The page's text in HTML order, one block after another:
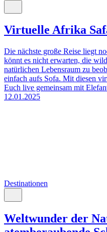
Virtuelle Afrika
Die nächste große Reise liegt
könnt es nicht erwarten, die
natürlichen Lebensraum zu
einfach aufs Sofa. Mit diesen
Euch live gemeinsam mit
12.01.2025
Destinationen
Weltwunder der